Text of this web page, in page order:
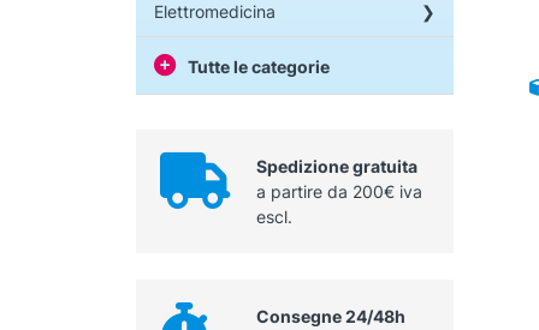
Elettromedicina
Tutte le categorie
Spedizione gratuita
a partire da 200€ iva
escl.
Consegne 24/48h